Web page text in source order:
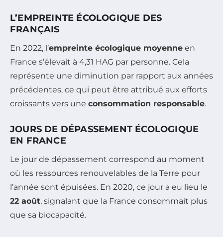
L’EMPREINTE ÉCOLOGIQUE DES
FRANÇAIS
En 2022, l’empreinte écologique moyenne en
France s’élevait à 4,31 HAG par personne. Cela
représente une diminution par rapport aux années
précédentes, ce qui peut être attribué aux efforts
croissants vers une consommation responsable.
JOURS DE DÉPASSEMENT ÉCOLOGIQUE
EN FRANCE
Le jour de dépassement correspond au moment
où les ressources renouvelables de la Terre pour
l’année sont épuisées. En 2020, ce jour a eu lieu le
22 août, signalant que la France consommait plus
que sa biocapacité.